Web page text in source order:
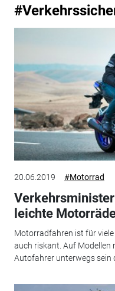
20.06.2019 #Motorrad
leichte
Motorradfahren ist für viele
auch riskant. Auf Modellen
Autofahrer unterwegs sein